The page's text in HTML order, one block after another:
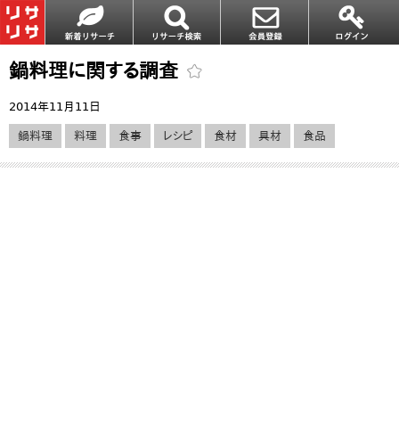
鍋料理に関する調査
2014年11月11日
鍋料理 料理 食事 レシピ 食材 具材 食品